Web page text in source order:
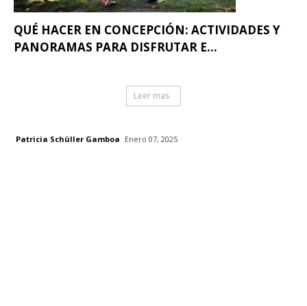
QUÉ HACER EN CONCEPCIÓN: ACTIVIDADES Y
PANORAMAS PARA DISFRUTAR E...
Leer mas
Patricia Schüller Gamboa Enero 07, 2025